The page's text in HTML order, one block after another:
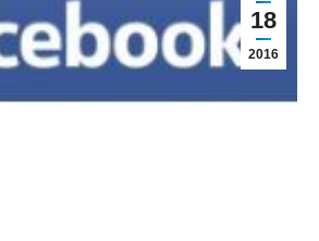
18
2016